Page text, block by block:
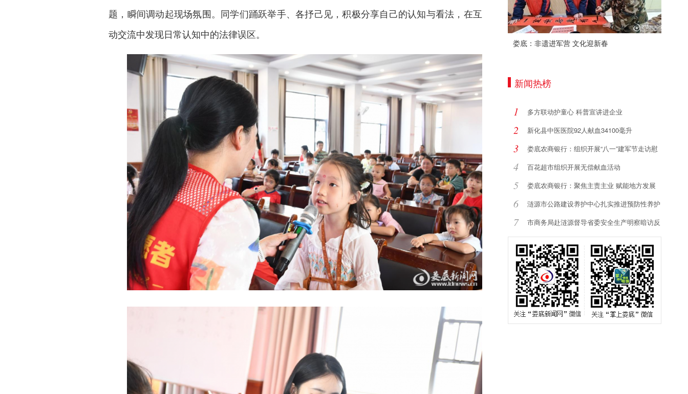
题，瞬间调动起现场氛围。同学们踊跃举手、各抒己见，积极分享自己的认知与看法，在互
动交流中发现日常认知中的法律误区。
娄底：非遗进军营 文化迎新春
新闻热榜
1 多方联动护童心 科普宣讲进企业
2 新化县中医医院92人献血34100毫升
3 娄底农商银行：组织开展“八一”建军节走访慰
4 百花超市组织开展无偿献血活动
5 娄底农商银行：聚焦主责主业 赋能地方发展
6
涟源市公路建设养护中心扎实推进预防性养护
提7
市商务局赴涟源督导省委安全生产明察暗访反
馈